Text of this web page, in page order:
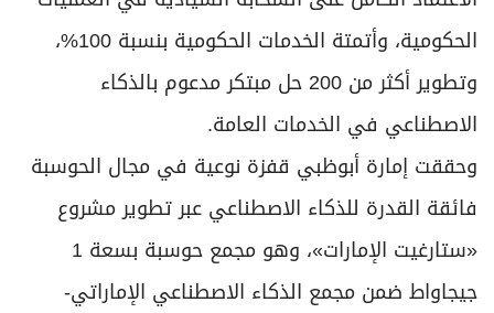
الحكومية، وأتمتة الخدمات الحكومية بنسبة 100%،
وتطوير أكثر من 200 حل مبتكر مدعوم بالذكاء
الاصطناعي في الخدمات العامة.
وحققت إمارة أبوظبي قفزة نوعية في مجال الحوسبة
فائقة القدرة للذكاء الاصطناعي عبر تطوير مشروع
«ستارغيت الإمارات»، وهو مجمع حوسبة بسعة 1
جيجاواط ضمن مجمع الذكاء الاصطناعي الإماراتي-